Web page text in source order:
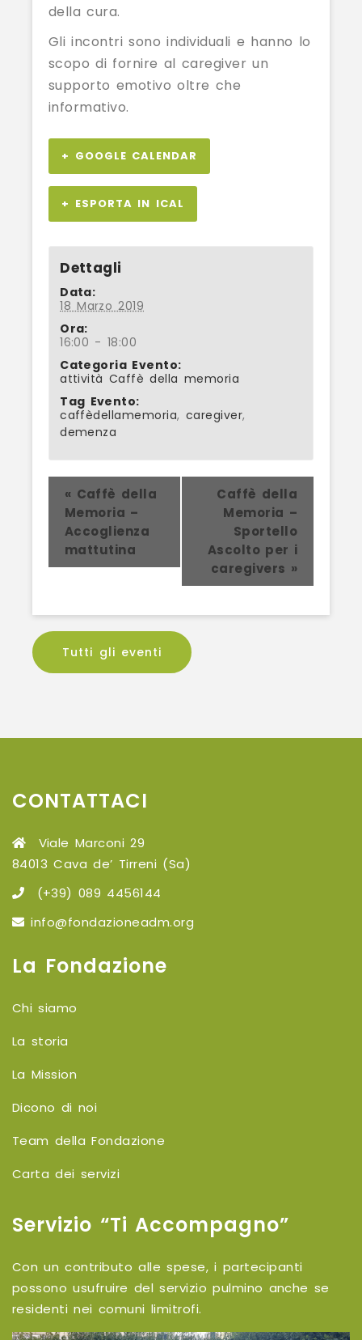
della cura.
Gli incontri sono individuali e hanno lo
scopo di fornire al caregiver un
supporto emotivo oltre che
informativo.
+ GOOGLE CALENDAR
+ ESPORTA IN ICAL
Dettagli
Data:
18 Marzo 2019
Ora:
16:00 - 18:00
Categoria Evento:
attività Caffè della memoria
Tag Evento:
caffèdellamemoria, caregiver,
demenza
Evento
Navigation
« Caffè della
Memoria –
Accoglienza
mattutina
Caffè della
Memoria –
Sportello
Ascolto per i
caregivers »
Tutti gli eventi
CONTATTACI
Viale Marconi 29
84013 Cava de’ Tirreni (Sa)
(+39) 089 4456144
info@fondazioneadm.org
La Fondazione
Chi siamo
La storia
La Mission
Dicono di noi
Team della Fondazione
Carta dei servizi
Servizio “Ti Accompagno”
Con un contributo alle spese, i partecipanti
possono usufruire del servizio pulmino anche se
residenti nei comuni limitrofi.